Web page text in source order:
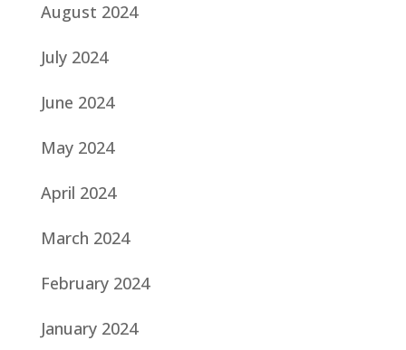
August 2024
July 2024
June 2024
May 2024
April 2024
March 2024
February 2024
January 2024